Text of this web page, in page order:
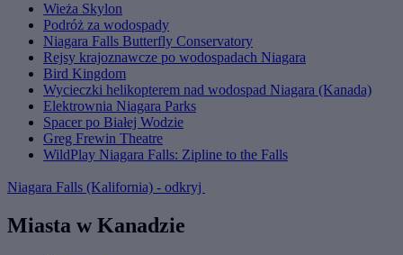
Wieża Skylon
Podróż za wodospady
Niagara Falls Butterfly Conservatory
Rejsy krajoznawcze po wodospadach Niagara
Bird Kingdom
Wycieczki helikopterem nad wodospad Niagara (Kanada)
Elektrownia Niagara Parks
Spacer po Białej Wodzie
Greg Frewin Theatre
WildPlay Niagara Falls: Zipline to the Falls
Niagara Falls (Kalifornia) - odkryj
Miasta w Kanadzie